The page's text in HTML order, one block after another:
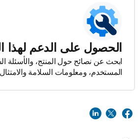
الحصول على الدعم لهذا
ابحث عن نصائح حول المنتج، والأسئلة
المستخدم، ومعلومات السلامة